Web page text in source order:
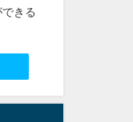
きる